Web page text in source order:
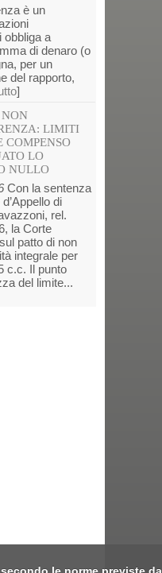
è un
obbliga a
di denaro (o
per un
del rapporto,
]
LIMITI
COMPENSO
LO
NULLO
Con la sentenza
di
rel.
la Corte
patto di non
integrale per
c.c. Il punto
del limite...